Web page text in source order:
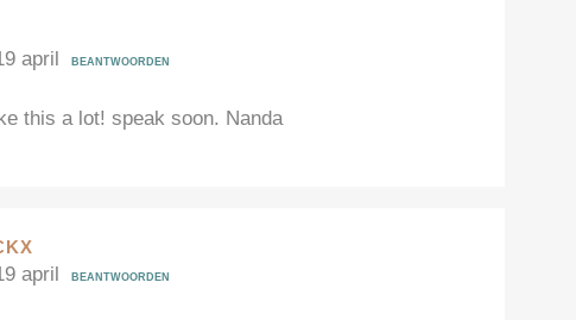
april BEANTWOORDEN
this a lot! speak soon. Nanda
april BEANTWOORDEN